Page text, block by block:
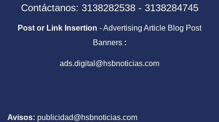
Contáctanos: 3138282538 - 3138284745
Post or Link Insertion - Advertising Article Blog Post
Banners :
ads.digital@hsbnoticias.com
Avisos: publicidad@hsbnoticias.com